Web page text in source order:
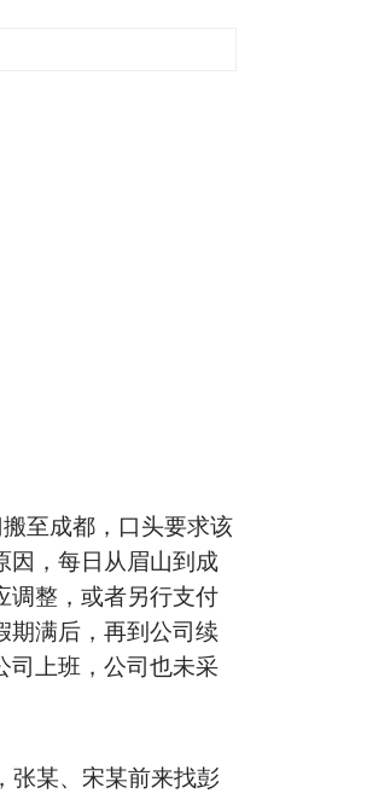
至成都，口头要求该
因，每日从眉山到成
调整，或者另行支付
期满后，再到公司续
司上班，公司也未采
张某、宋某前来找彭